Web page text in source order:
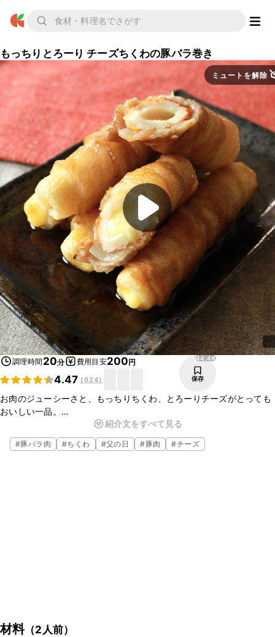
もっちりとろーり チーズちくわの豚バラ巻き
ミュートを解除
調理時間 20分 費用目安200円
4.47 (624)
44.4K
保存
お肉のジューシーさと、もっちりちくわ、とろーりチーズがとっても
おいしい一品。
味付けを調節すれば、おかずにも、おつまみにもなります。
調味料も少なめでとっても簡単。
ごはんがすすむチーズちくわの豚バラ巻き、ぜひ作ってみてください
紹介文をすべて見る
#豚バラ肉 #ちくわ #父の日 #豚肉 #チーズ
材料（2人前）